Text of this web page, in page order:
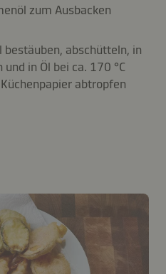
zum Ausbacken
abschütteln, in
in Öl bei ca. 170 °C
abtropfen